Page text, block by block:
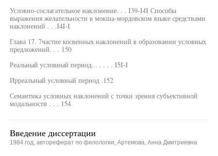
Условно-сослагательное наклонение. . . I39-I4I Способы
выражения желательности в мокша-мордовском языке средствами
наклонений . . .I4I-I
Глава 17. 7частие косвенных наклонений в образовании условных
предложений. . . 150
Реальный условный период. . . . . . I5I-I
Ирреальный условный период .152
Семантика условных наклонений с точки зрения субъективной
модальности . . . 154
Введение диссертации
1984 год, автореферат по филологии, Артемова, Анна Дмитриевна